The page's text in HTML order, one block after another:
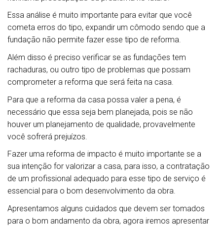
Essa análise é muito importante para evitar que você
cometa erros do tipo, expandir um cômodo sendo que a
fundação não permite fazer esse tipo de reforma.
Além disso é preciso verificar se as fundações tem
rachaduras, ou outro tipo de problemas que possam
comprometer a reforma que será feita na casa.
Para que a reforma da casa possa valer a pena, é
necessário que essa seja bem planejada, pois se não
houver um planejamento de qualidade, provavelmente
você sofrerá prejuízos.
Fazer uma reforma de impacto é muito importante se a
sua intenção for valorizar a casa, para isso, a contratação
de um profissional adequado para esse tipo de serviço é
essencial para o bom desenvolvimento da obra.
Apresentamos alguns cuidados que devem ser tomados
para o bom andamento da obra, agora iremos apresentar